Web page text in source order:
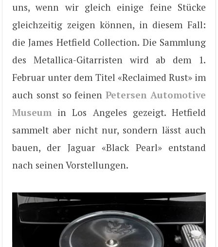
uns, wenn wir gleich einige feine Stücke
gleichzeitig zeigen können, in diesem Fall:
die James Hetfield Collection. Die Sammlung
des Metallica-Gitarristen wird ab dem 1.
Februar unter dem Titel «Reclaimed Rust» im
auch sonst so feinenPetersen Automotive
Museum in Los Angeles gezeigt. Hetfield
sammelt aber nicht nur, sondern lässt auch
bauen, der Jaguar «Black Pearl» entstand
nach seinen Vorstellungen.